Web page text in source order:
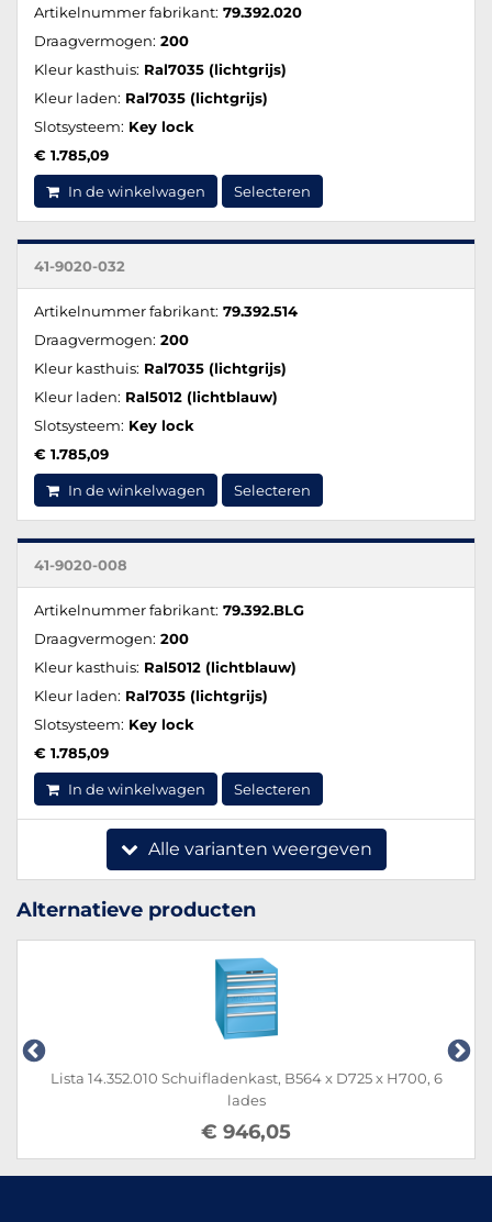
Artikelnummer fabrikant: 79.392.020
Draagvermogen: 200
Kleur kasthuis: Ral7035 (lichtgrijs)
Kleur laden: Ral7035 (lichtgrijs)
Slotsysteem: Key lock
€ 1.785,09
In de winkelwagen Selecteren
41-9020-032
Artikelnummer fabrikant: 79.392.514
Draagvermogen: 200
Kleur kasthuis: Ral7035 (lichtgrijs)
Kleur laden: Ral5012 (lichtblauw)
Slotsysteem: Key lock
€ 1.785,09
In de winkelwagen Selecteren
41-9020-008
Artikelnummer fabrikant: 79.392.BLG
Draagvermogen: 200
Kleur kasthuis: Ral5012 (lichtblauw)
Kleur laden: Ral7035 (lichtgrijs)
Slotsysteem: Key lock
€ 1.785,09
In de winkelwagen Selecteren
Alle varianten weergeven
Alternatieve producten
Lista 14.352.010 Schuifladenkast, B564 x D725 x H700, 6
lades
€ 946,05